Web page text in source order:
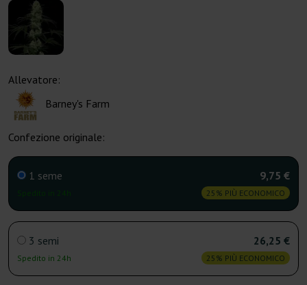
Allevatore:
Barney's Farm
Confezione originale:
1 seme 9,75 €
25% PIÙ ECONOMICO
3 semi
Spedito in 24h
26,25 €
25% PIÙ ECONOMICO